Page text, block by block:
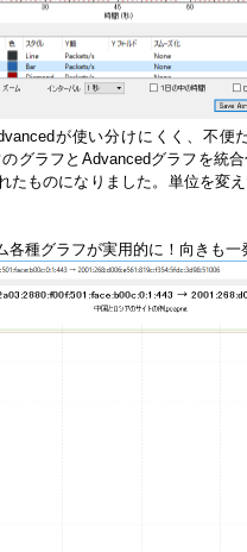
が使い分けにくく、不便
グラフとAdvancedグラフを統
たものになりました。単位を変
各種グラフが実用的に！向きも